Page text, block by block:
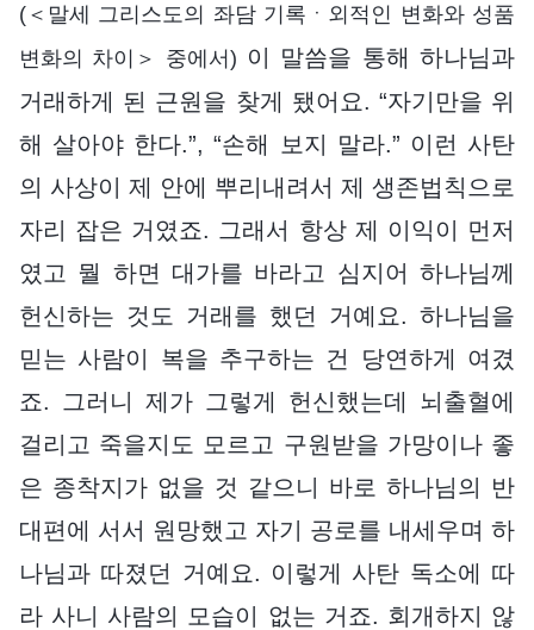
(＜말세 그리스도의 좌담 기록ㆍ외적인 변화와 성품
변화의 차이＞ 중에서) 이 말씀을 통해 하나님과
거래하게 된 근원을 찾게 됐어요. “자기만을 위
해 살아야 한다.”, “손해 보지 말라.” 이런 사탄
의 사상이 제 안에 뿌리내려서 제 생존법칙으로
자리 잡은 거였죠. 그래서 항상 제 이익이 먼저
였고 뭘 하면 대가를 바라고 심지어 하나님께
헌신하는 것도 거래를 했던 거예요. 하나님을
믿는 사람이 복을 추구하는 건 당연하게 여겼
죠. 그러니 제가 그렇게 헌신했는데 뇌출혈에
걸리고 죽을지도 모르고 구원받을 가망이나 좋
은 종착지가 없을 것 같으니 바로 하나님의 반
대편에 서서 원망했고 자기 공로를 내세우며 하
나님과 따졌던 거예요. 이렇게 사탄 독소에 따
라 사니 사람의 모습이 없는 거죠. 회개하지 않